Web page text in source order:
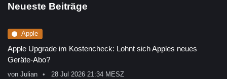
Neueste Beiträge
Apple
Apple Upgrade im Kostencheck: Lohnt sich Apples neues
Geräte-Abo?
von Julian 28 Jul 2026 21:34 MESZ